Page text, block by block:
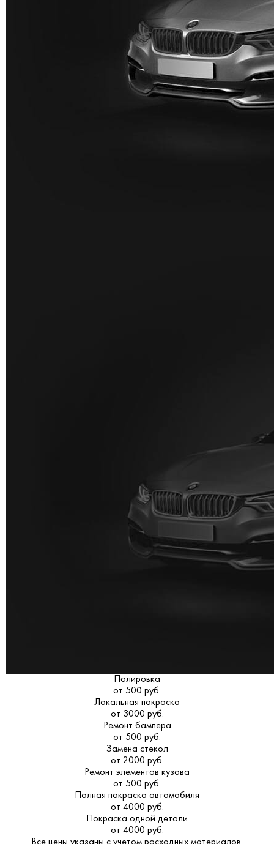
Полировка
от 500 руб.
Локальная покраска
от 3000 руб.
Ремонт бампера
от 500 руб.
Замена стекол
от 2000 руб.
Ремонт элементов кузова
от 500 руб.
Полная покраска автомобиля
от 4000 руб.
Покраска одной детали
от 4000 руб.
Все цены указаны с учетом расходных материалов.